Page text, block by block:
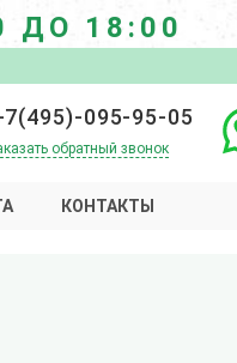
ДО 18:00
095-95-05
обратный звонок
КОНТАКТЫ